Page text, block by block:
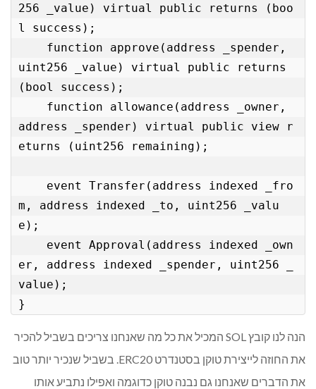
256 _value) virtual public returns (boo
l success);
uint256 _value) virtual public returns
(bool success);
address _spender) virtual public view r
eturns (uint256 remaining);
m, address indexed _to, uint256 _valu
e);
er, address indexed _spender, uint256 _
value);
}
הנה לנו קובץ SOL המכיל את כל מה שאנחנו צריכים בשביל להכיר
את החוזה לייצירת טוקן בסטנדרט ERC20. בשביל שנכיר יותר טוב
את הדברים שאנחנו גם נבנה טוקן כדוגמה ואפילו נתביע אותו